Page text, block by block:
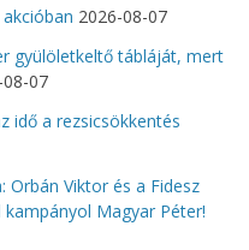
2026-08-07
gyülöletkeltő tábláját, mert
07
idő a rezsicsökkentés
Viktor és a Fidesz
Magyar Péter!